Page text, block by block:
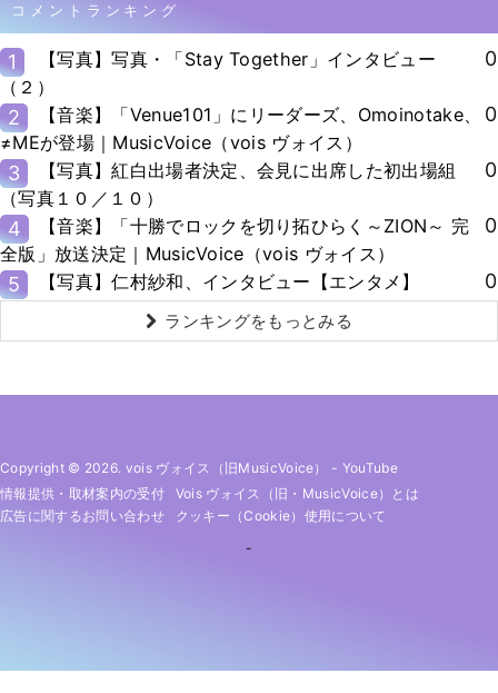
コメントランキング
1
【写真】写真・「Stay Together」インタビュー
（２）
0
2
【音楽】「Venue101」にリーダーズ、Omoinotake、
≠MEが登場｜MusicVoice（vois ヴォイス）
0
3
【写真】紅白出場者決定、会見に出席した初出場組
（写真１０／１０）
0
4
【音楽】「十勝でロックを切り拓ひらく～ZION～ 完
全版」放送決定｜MusicVoice（vois ヴォイス）
0
5 【写真】仁村紗和、インタビュー【エンタメ】 0
ランキングをもっとみる
Copyright © 2026. vois ヴォイス（旧MusicVoice） - YouTube
情報提供・取材案内の受付
Vois ヴォイス（旧・MusicVoice）とは
広告に関するお問い合わせ
クッキー（cookie）使用について
-